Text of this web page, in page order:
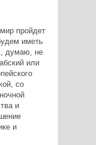
пройдет
иметь
думаю, не
или
со
и
и